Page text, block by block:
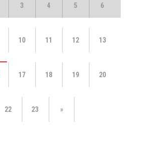
3 4 5 6
10 11 12 13
17 18 19 20
22 23 »